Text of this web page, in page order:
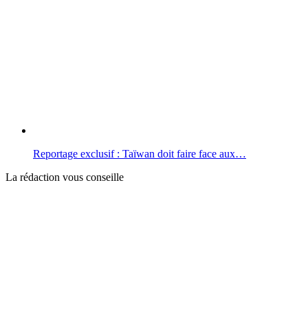
Reportage exclusif : Taïwan doit faire face aux…
La rédaction vous conseille